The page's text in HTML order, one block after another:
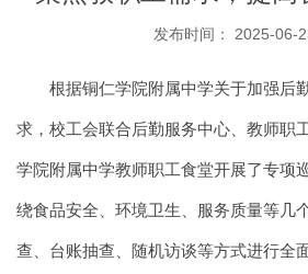
发布时间： 2025-06-
根据铜仁学院附属中学关于加强后
求，校工会联合后勤服务中心、教师职
学院附属中学教师职工食堂开展了专项
绕食品安全、环境卫生、服务质量等几
查、台账抽查、随机访谈等方式进行全